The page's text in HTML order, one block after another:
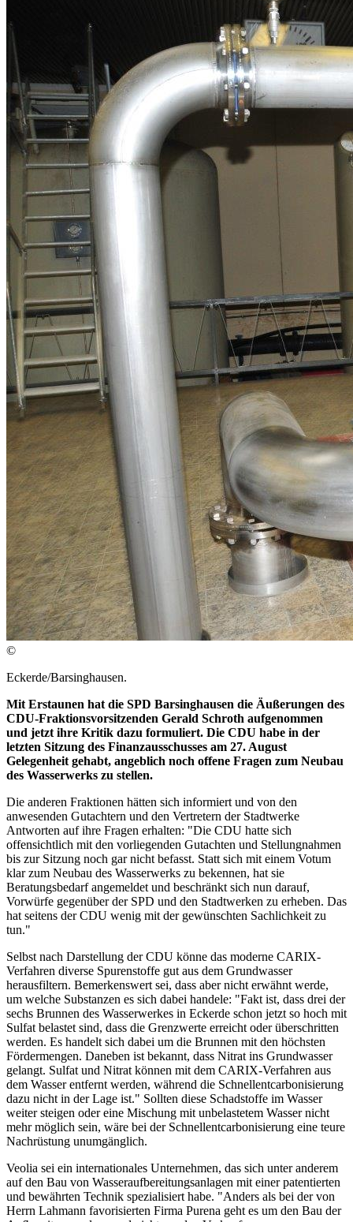
©
Eckerde/Barsinghausen.
Mit Erstaunen hat die SPD Barsinghausen die Äußerungen des
CDU-Fraktionsvorsitzenden Gerald Schroth aufgenommen
und jetzt ihre Kritik dazu formuliert. Die CDU habe in der
letzten Sitzung des Finanzausschusses am 27. August
Gelegenheit gehabt, angeblich noch offene Fragen zum Neubau
des Wasserwerks zu stellen.
Die anderen Fraktionen hätten sich informiert und von den
anwesenden Gutachtern und den Vertretern der Stadtwerke
Antworten auf ihre Fragen erhalten: "Die CDU hatte sich
offensichtlich mit den vorliegenden Gutachten und Stellungnahmen
bis zur Sitzung noch gar nicht befasst. Statt sich mit einem Votum
klar zum Neubau des Wasserwerks zu bekennen, hat sie
Beratungsbedarf angemeldet und beschränkt sich nun darauf,
Vorwürfe gegenüber der SPD und den Stadtwerken zu erheben. Das
hat seitens der CDU wenig mit der gewünschten Sachlichkeit zu
tun."
Selbst nach Darstellung der CDU könne das moderne CARIX-
Verfahren diverse Spurenstoffe gut aus dem Grundwasser
herausfiltern. Bemerkenswert sei, dass aber nicht erwähnt werde,
um welche Substanzen es sich dabei handele: "Fakt ist, dass drei der
sechs Brunnen des Wasserwerkes in Eckerde schon jetzt so hoch mit
Sulfat belastet sind, dass die Grenzwerte erreicht oder überschritten
werden. Es handelt sich dabei um die Brunnen mit den höchsten
Fördermengen. Daneben ist bekannt, dass Nitrat ins Grundwasser
gelangt. Sulfat und Nitrat können mit dem CARIX-Verfahren aus
dem Wasser entfernt werden, während die Schnellentcarbonisierung
dazu nicht in der Lage ist." Sollten diese Schadstoffe im Wasser
weiter steigen oder eine Mischung mit unbelastetem Wasser nicht
mehr möglich sein, wäre bei der Schnellentcarbonisierung eine teure
Nachrüstung unumgänglich.
Veolia sei ein internationales Unternehmen, das sich unter anderem
auf den Bau von Wasseraufbereitungsanlagen mit einer patentierten
und bewährten Technik spezialisiert habe. "Anders als bei der von
Herrn Lahmann favorisierten Firma Purena geht es um den Bau der